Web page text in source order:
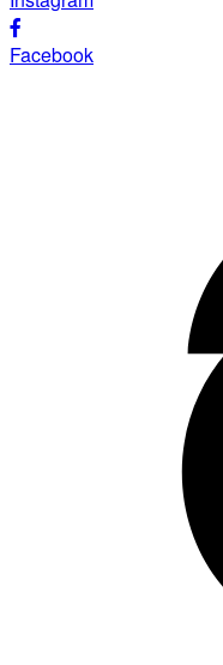
Facebook